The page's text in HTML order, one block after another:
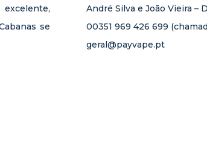
se
André Silva e João Vieira –
00351 969 426 699
geral@payvape.pt